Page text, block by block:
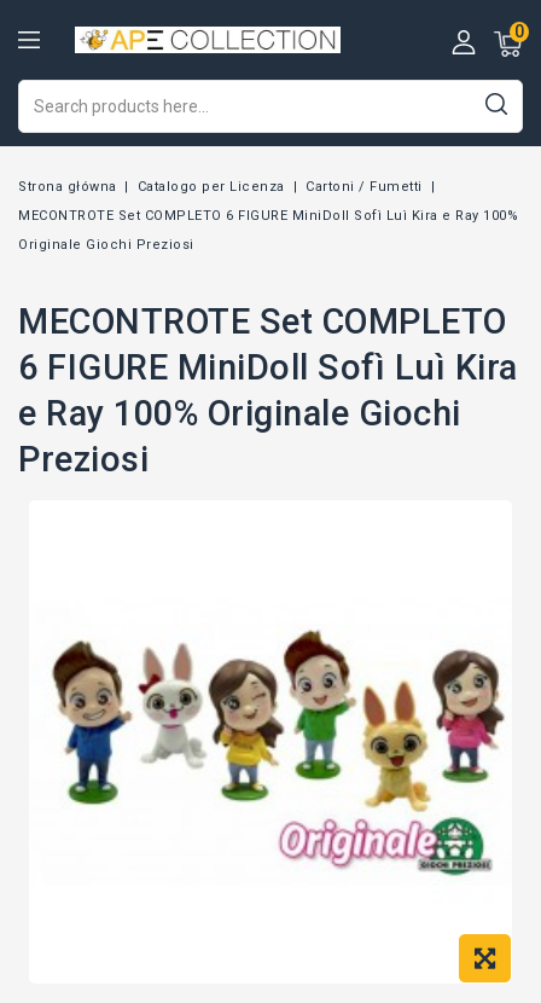
0
Strona główna Catalogo per Licenza
Cartoni / Fumetti
MECONTROTE Set COMPLETO 6 FIGURE MiniDoll Sofì Luì Kira e Ray 100%
Originale Giochi Preziosi
MECONTROTE Set COMPLETO
6 FIGURE MiniDoll Sofì Luì Kira
e Ray 100% Originale Giochi
Preziosi